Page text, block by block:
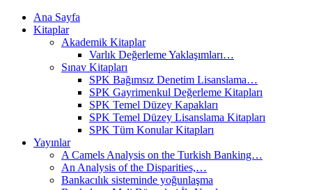
Ana Sayfa
Kitaplar
Akademik Kitaplar
Varlık Değerleme Yaklaşımları…
Sınav Kitapları
SPK Bağımsız Denetim Lisanslama…
SPK Gayrimenkul Değerleme Kitapları
SPK Temel Düzey Kapakları
SPK Temel Düzey Lisanslama Kitapları
SPK Tüm Konular Kitapları
Yayınlar
A Camels Analysis on the Turkish Banking…
An Analysis of the Disparities,…
Bankacılık sisteminde yoğunlaşma